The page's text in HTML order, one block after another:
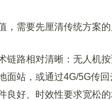
需要先厘清传统方案的
路相对清晰：无人机按
面站，或通过4G/5G传
良好、时效性要求宽松